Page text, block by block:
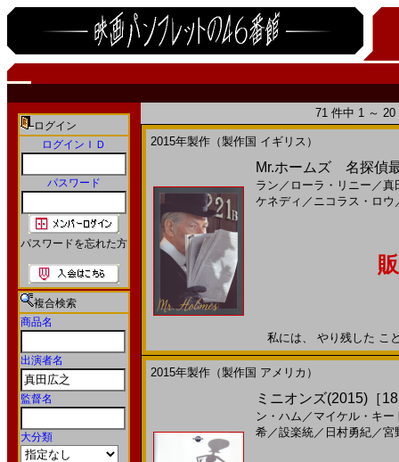
ログイン
ログインＩＤ
パスワード
パスワードを忘れた方
複合検索
商品名
出演者名
監督名
大分類
71 件中 1 ～
2015年製作（製作国 イギリス）
Mr.ホームズ 名探偵
ラン ／ ローラ・リニー ／真
ケネディ ／ ニコラス・ロウ
私には、 やり残した こ
2015年製作（製作国 アメリカ）
ミニオンズ(2015)［
ン・ハム ／ マイケル・キー
希／設楽統／ 日村勇紀／宮